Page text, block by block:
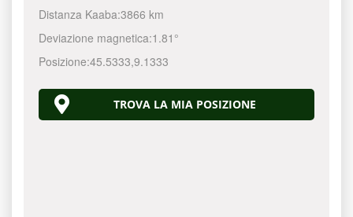
Distanza Kaaba:3866 km
Deviazione magnetica:1.81°
Posizione:45.5333,9.1333
TROVA LA MIA POSIZIONE